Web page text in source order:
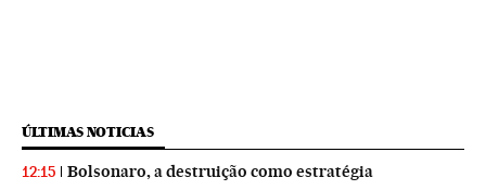
ÚLTIMAS NOTICIAS
12:15 Bolsonaro, a destruição como estratégia